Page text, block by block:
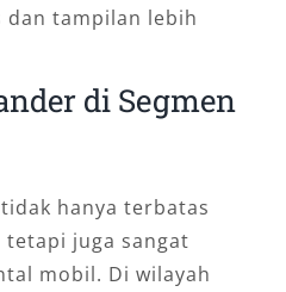
dan tampilan lebih
di Segmen
hanya terbatas
juga sangat
mobil. Di wilayah